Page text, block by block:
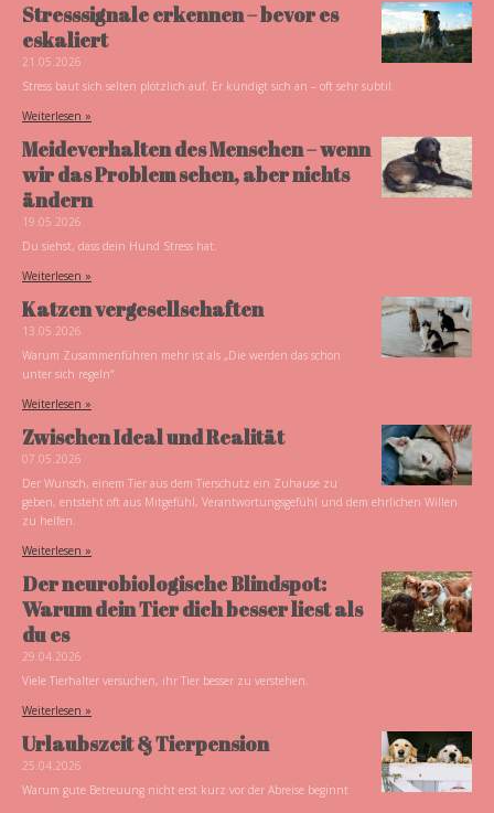
Stresssignale erkennen – bevor es
eskaliert
21.05.2026
Stress baut sich selten plötzlich auf. Er kündigt sich an – oft sehr subtil.
Weiterlesen »
Meideverhalten des Menschen – wenn
wir das Problem sehen, aber nichts
ändern
19.05.2026
Du siehst, dass dein Hund Stress hat.
Weiterlesen »
Katzen vergesellschaften
13.05.2026
Warum Zusammenführen mehr ist als „Die werden das schon
unter sich regeln“
Weiterlesen »
Zwischen Ideal und Realität
07.05.2026
Der Wunsch, einem Tier aus dem Tierschutz ein Zuhause zu
geben, entsteht oft aus Mitgefühl, Verantwortungsgefühl und dem ehrlichen Willen
zu helfen.
Weiterlesen »
Der neurobiologische Blindspot:
Warum dein Tier dich besser liest als
du es
29.04.2026
Viele Tierhalter versuchen, ihr Tier besser zu verstehen.
Weiterlesen »
Urlaubszeit & Tierpension
25.04.2026
Warum gute Betreuung nicht erst kurz vor der Abreise beginnt